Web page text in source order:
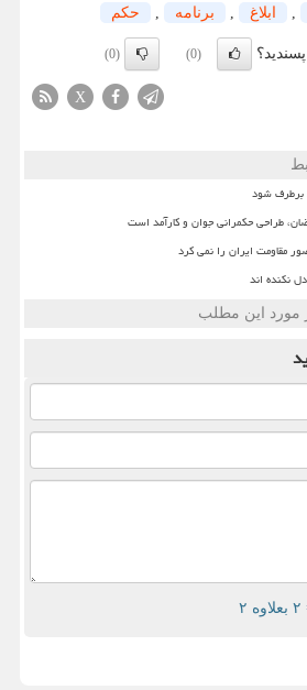
, ابلاغ , برنامه , حكم
(0)
(0)
X
برطرف شود
طراحی حکمرانی جوان و کارآمد است
مقاومت ایران را نمی کرد
نکنده اند
مورد این مطلب
۲